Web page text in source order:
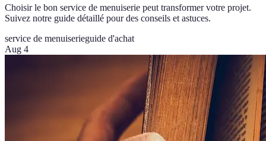
Choisir le bon service de menuiserie peut transformer votre projet.
Suivez notre guide détaillé pour des conseils et astuces.
service de menuiserieguide d'achat
Aug 4